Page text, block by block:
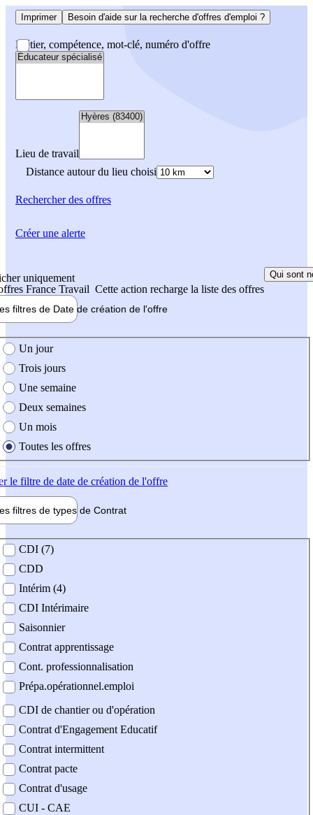
Imprimer Besoin d'aide sur la recherche d'offres d'emploi ?
Métier, compétence, mot-clé, numéro d'offre
Lieu de travail
Distance autour du lieu choisi
Rechercherdes offres
uniquement
France Travail Cette action recharge la liste des offres
Qui sont
filtres de Date de création de l'offre
création de l'offre
Un jour
Trois jours
Une semaine
Deux semaines
Un mois
Toutes les offres
le filtre de date de création de l'offre
filtres de types de Contrat
contrat
CDI (7)
CDD
Intérim (4)
CDI Intérimaire
Saisonnier
Contrat apprentissage
Cont. professionnalisation
Prépa.opérationnel.emploi
CDI de chantier ou d'opération
Contrat d'Engagement Educatif
Contrat intermittent
Contrat pacte
Contrat d'usage
CUI - CAE
Créer une alerte